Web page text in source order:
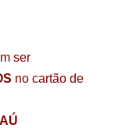
ser
no cartão de